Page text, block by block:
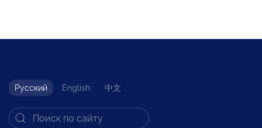
Русский English 中文